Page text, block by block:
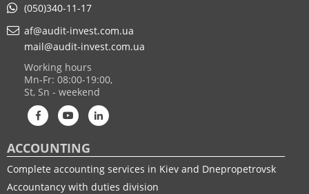
(050)340-11-17
af@audit-invest.com.ua
mail@audit-invest.com.ua
Working hours
Mn-Fr: 08:00-19:00,
St, Sn - weekend
ACCOUNTING
Complete accounting services in Kiev and Dnepropetrovsk
Accountancy with duties division